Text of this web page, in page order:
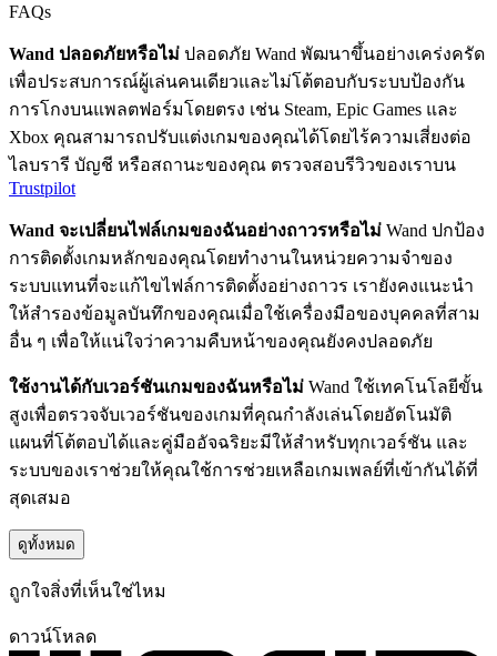
FAQs
Wand ปลอดภัยหรือไม่ ปลอดภัย Wand พัฒนาขึ้นอย่างเคร่งครัด
เพื่อประสบการณ์ผู้เล่นคนเดียวและไม่โต้ตอบกับระบบป้องกัน
การโกงบนแพลตฟอร์มโดยตรง เช่น Steam, Epic Games และ
Xbox คุณสามารถปรับแต่งเกมของคุณได้โดยไร้ความเสี่ยงต่อ
ไลบรารี บัญชี หรือสถานะของคุณ ตรวจสอบรีวิวของเราบน
Trustpilot
Wand จะเปลี่ยนไฟล์เกมของฉันอย่างถาวรหรือไม่ Wand ปกป้อง
การติดตั้งเกมหลักของคุณโดยทำงานในหน่วยความจำของ
ระบบแทนที่จะแก้ไขไฟล์การติดตั้งอย่างถาวร เรายังคงแนะนำ
ให้สำรองข้อมูลบันทึกของคุณเมื่อใช้เครื่องมือของบุคคลที่สาม
อื่น ๆ เพื่อให้แน่ใจว่าความคืบหน้าของคุณยังคงปลอดภัย
ใช้งานได้กับเวอร์ชันเกมของฉันหรือไม่ Wand ใช้เทคโนโลยีขั้น
สูงเพื่อตรวจจับเวอร์ชันของเกมที่คุณกำลังเล่นโดยอัตโนมัติ
แผนที่โต้ตอบได้และคู่มืออัจฉริยะมีให้สำหรับทุกเวอร์ชัน และ
ระบบของเราช่วยให้คุณใช้การช่วยเหลือเกมเพลย์ที่เข้ากันได้ที่
สุดเสมอ
ดูทั้งหมด
ถูกใจสิ่งที่เห็นใช่ไหม
ดาวน์โหลด